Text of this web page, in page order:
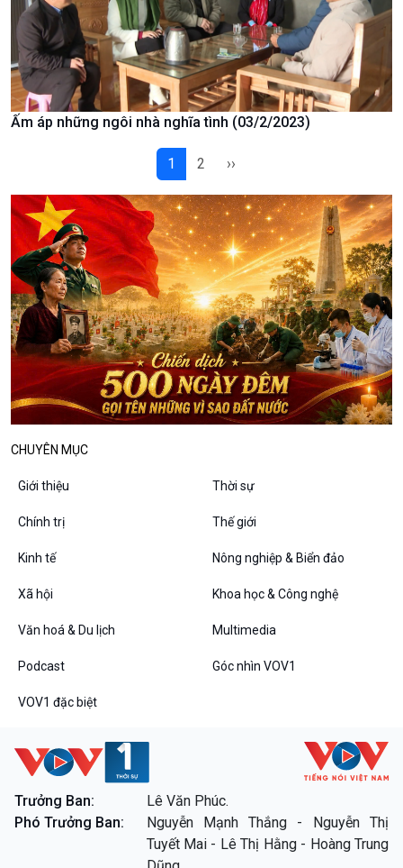
Podcast
Góc nhìn VOV1
Bình luận
Câu chuyện thời sự
Đối thoại
Diễn đàn chủ nhật
Chuyện đêm
Thanh âm ký sự
Chân dung cuộc sống
Ấm áp những ngôi nhà nghĩa tình (03/2/2023)
1 2 ››
CHUYÊN MỤC
Giới thiệu Thời sự
Chính trị Thế giới
Kinh tế Nông nghiệp & Biển đảo
Xã hội Khoa học & Công nghệ
Văn hoá & Du lịch Multimedia
Podcast Góc nhìn VOV1
VOV1 đặc biệt
Trưởng Ban:
Lê Văn Phúc.
Phó Trưởng Ban:
Nguyễn Mạnh Thắng - Nguyễn Thị
Tuyết Mai - Lê Thị Hằng - Hoàng Trung